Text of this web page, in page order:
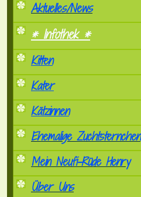
Aktuelles/News
* Infothek *
Kitten
Kater
Kätzinnen
Ehemalige Zuchtsternchen
Mein Neufi-Rüde Henry
Über Uns